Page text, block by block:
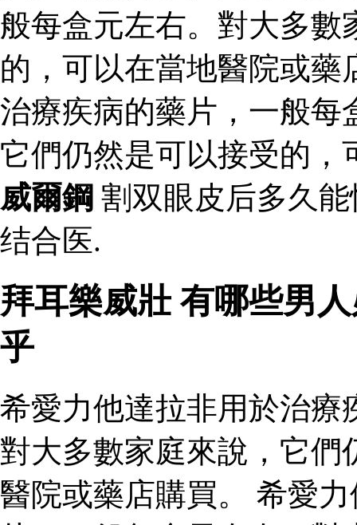
般每盒元左右。對大多數
的，可以在當地醫院或
治療疾病的藥片，一般每
它們仍然是可以接受的，
威爾鋼 割双眼皮后多久
结合医.
拜耳樂威壯 有哪些男
乎
希愛力他達拉非用於治療
對大多數家庭來說，它們
醫院或藥店購買。 希愛